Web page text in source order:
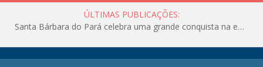
ÚLTIMAS PUBLICAÇÕES:
Santa Bárbara do Pará celebra uma grande conquista na educação!